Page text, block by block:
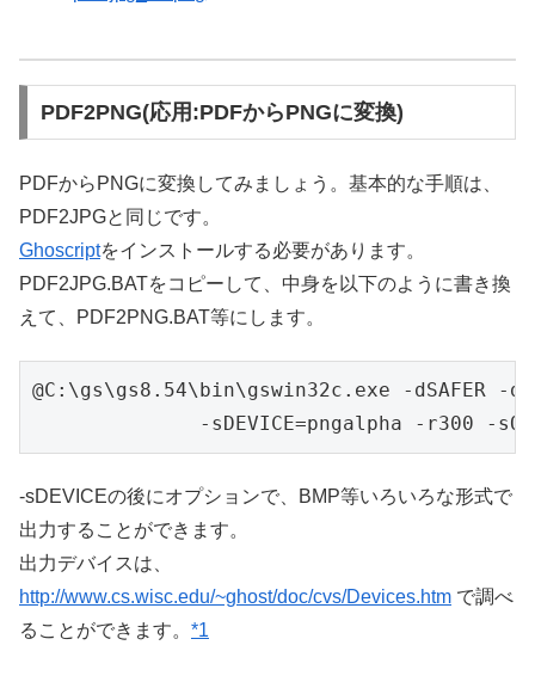
PDF2PNG(応用:PDFからPNGに変換)
PDFからPNGに変換してみましょう。基本的な手順は、
PDF2JPGと同じです。
Ghoscriptをインストールする必要があります。
PDF2JPG.BATをコピーして、中身を以下のように書き換
えて、PDF2PNG.BAT等にします。
@C:\gs\gs8.54\bin\gswin32c.exe -dSAFER -
-sDEVICE=pngalpha -r300 -
-sDEVICEの後にオプションで、BMP等いろいろな形式で
出力することができます。
出力デバイスは、
http://www.cs.wisc.edu/~ghost/doc/cvs/Devices.htm で調べ
ることができます。 *1